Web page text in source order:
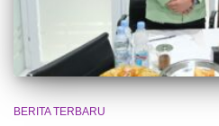
BERITA TERBARU